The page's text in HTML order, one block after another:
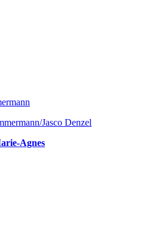
Jasco Denzel
Agnes